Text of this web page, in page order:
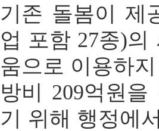
기존 돌봄이 제
업 포함 27종)
움으로 이용하
방비 209억원
기 위해 행정에